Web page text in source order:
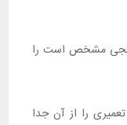
نارنجی مشخص است را
روی کانکتور سوکت شارژ آیفون 4 تعمیری را از آن جدا